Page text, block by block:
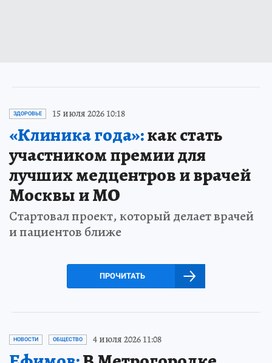
ЗДОРОВЬЕ 15 июля 2026 10:18
«Клиника года»:как стать
участником премии для
лучших медцентров и врачей
Москвы и МО
Стартовал проект, который делает врачей
и пациентов ближе
ПРОЧИТАТЬ
НОВОСТИ ОБЩЕСТВО 4 июля 2026 11:08